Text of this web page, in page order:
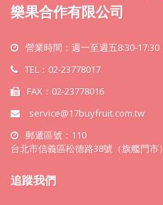
樂果合作有限公司
營業時間：週一至週五8:30-17:30
TEL：02-23778017
FAX：02-23778016
service@17buyfruit.com.tw
郵遞區號：110
台北市信義區松德路38號（旗艦門市）
追蹤我們